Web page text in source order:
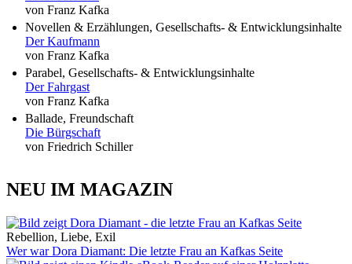
von Franz Kafka
Novellen & Erzählungen, Gesellschafts- & Entwicklungsinhalte
Der Kaufmann
von Franz Kafka
Parabel, Gesellschafts- & Entwicklungsinhalte
Der Fahrgast
von Franz Kafka
Ballade, Freundschaft
Die Bürgschaft
von Friedrich Schiller
NEU IM MAGAZIN
Rebellion, Liebe, Exil
Wer war Dora Diamant: Die letzte Frau an Kafkas Seite